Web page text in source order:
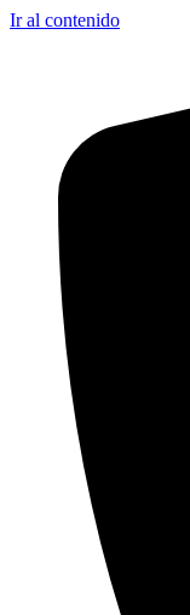
Ir al contenido